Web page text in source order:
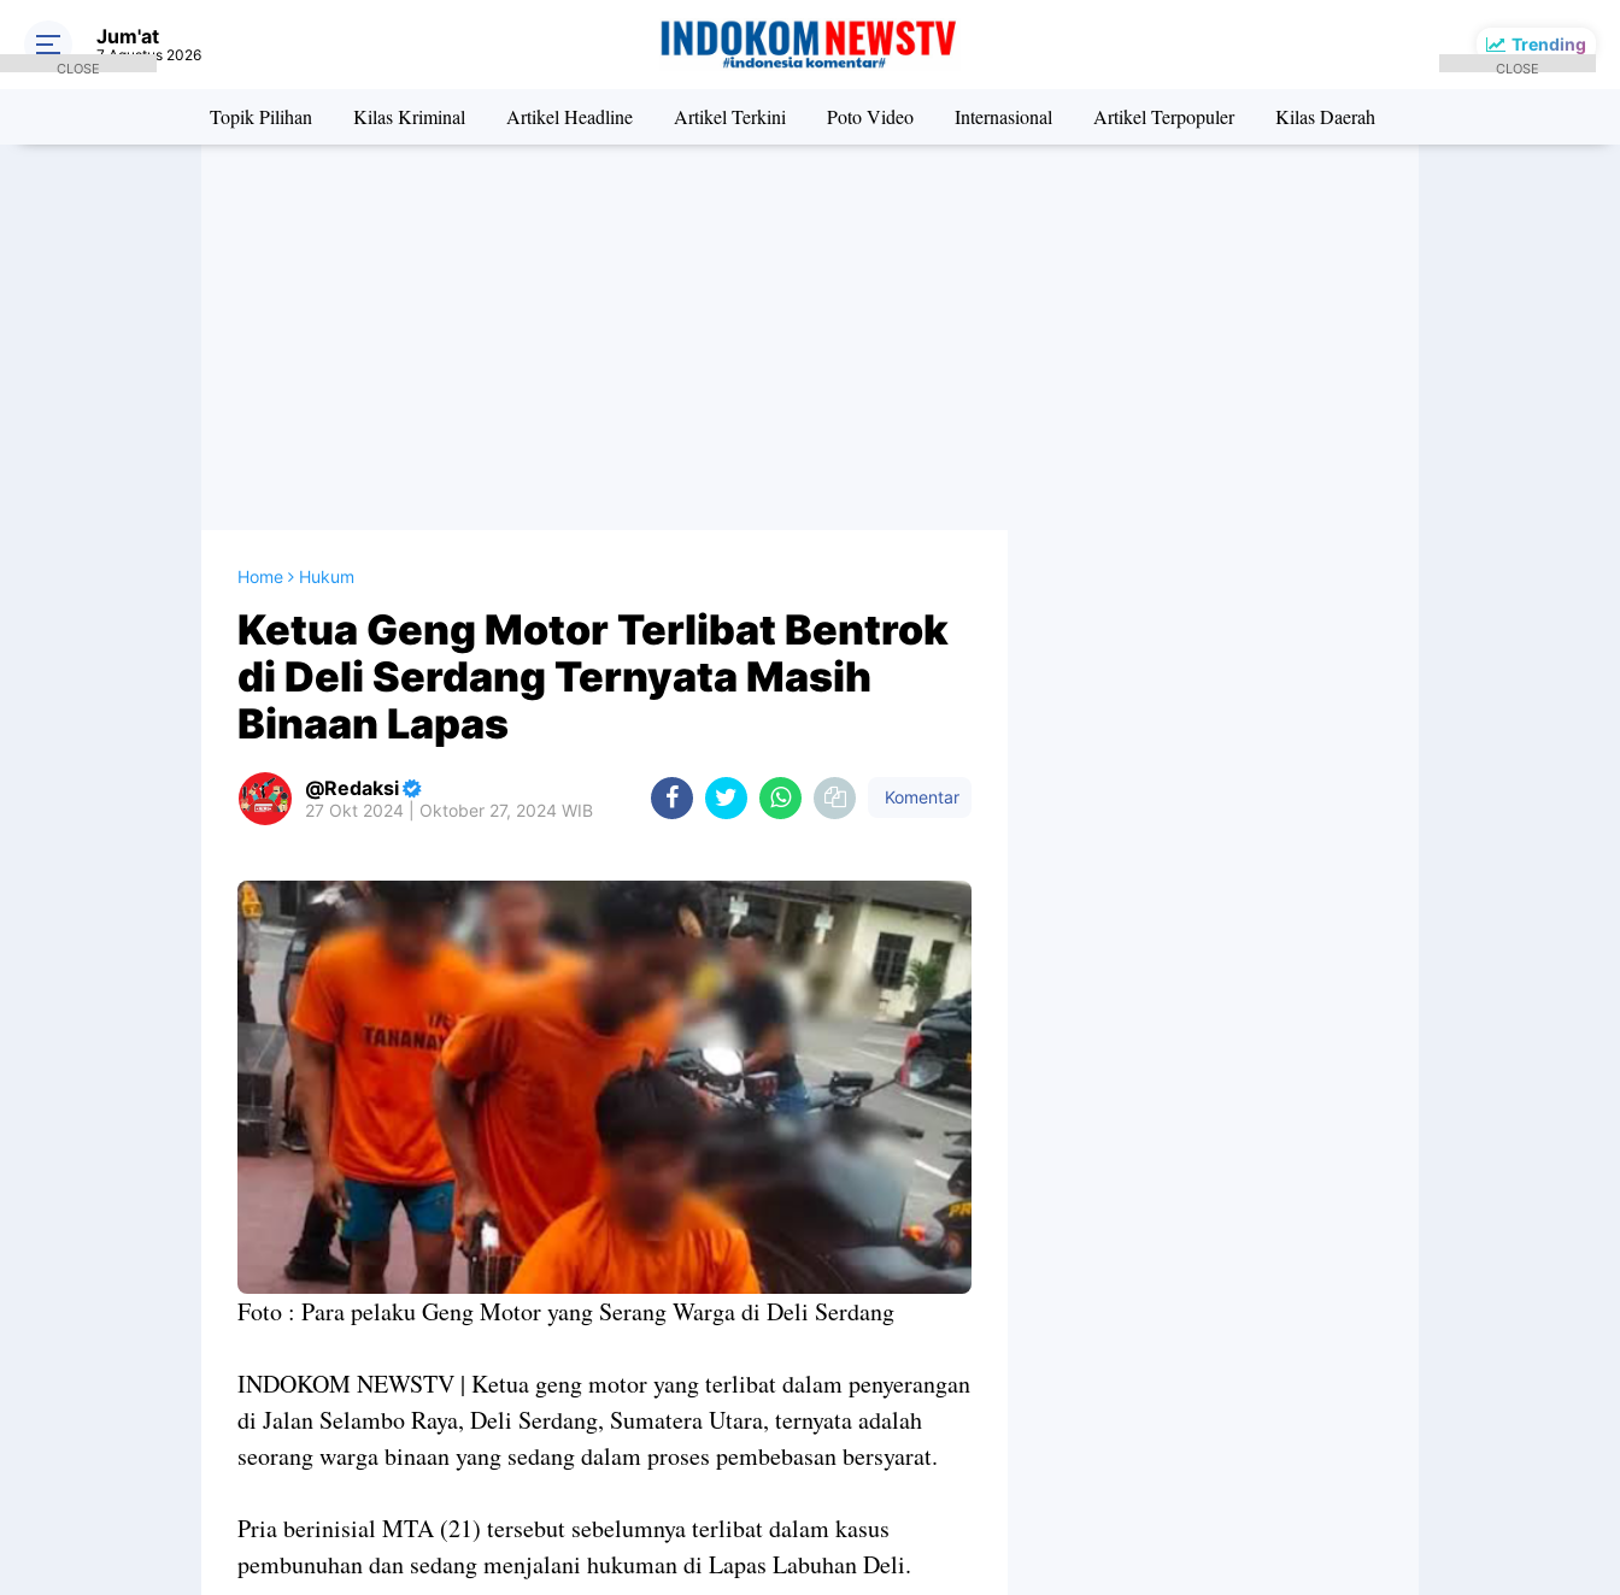
Trending
Jum'at
7 Agustus 2026
Topik Pilihan Kilas Kriminal Artikel Headline Artikel Terkini Poto Video Internasional Artikel Terpopuler Kilas Daerah
Home Hukum
Ketua Geng Motor Terlibat Bentrok
di Deli Serdang Ternyata Masih
Binaan Lapas
Redaksi
27 Okt 2024 | Oktober 27, 2024 WIB
Komentar
Foto : Para pelaku Geng Motor yang Serang Warga di Deli Serdang
INDOKOM NEWSTV | Ketua geng motor yang terlibat dalam penyerangan
di Jalan Selambo Raya, Deli Serdang, Sumatera Utara, ternyata adalah
seorang warga binaan yang sedang dalam proses pembebasan bersyarat.
Pria berinisial MTA (21) tersebut sebelumnya terlibat dalam kasus
pembunuhan dan sedang menjalani hukuman di Lapas Labuhan Deli.
CLOSE CLOSE